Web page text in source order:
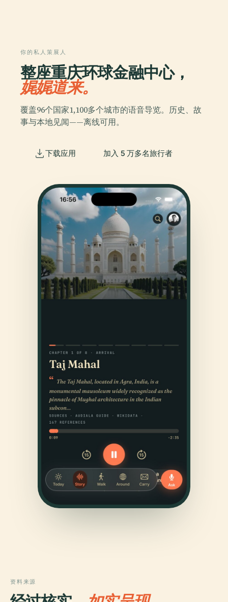
你的私人策展人
整座重庆环球金融中心，
娓娓道来。
覆盖96个国家1,100多个城市的语音导览。历史、故
事与本地见闻——离线可用。
下载应用 加入 5 万多名旅行者
资料来源